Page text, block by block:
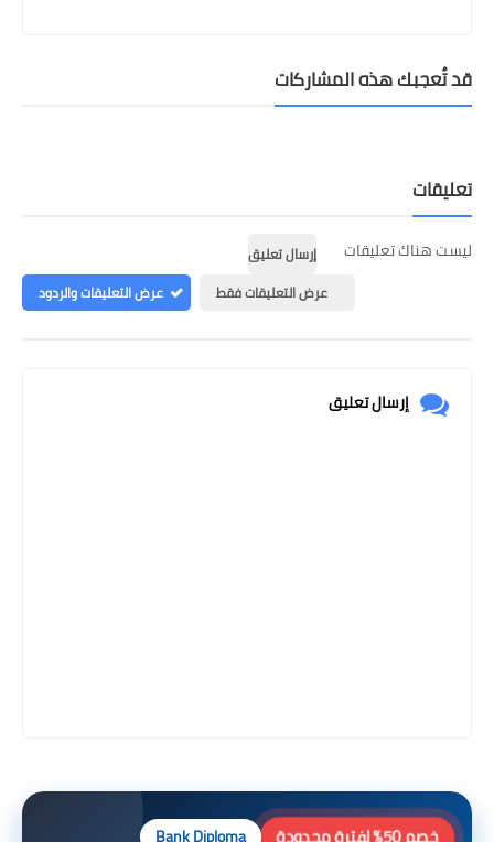
قد تُعجبك هذه المشاركات
تعليقات
ليست هناك تعليقات
إرسال تعليق
عرض التعليقات فقط
عرض التعليقات والردود
إرسال تعليق
خصم 50% لفترة محدودة Bank Diploma